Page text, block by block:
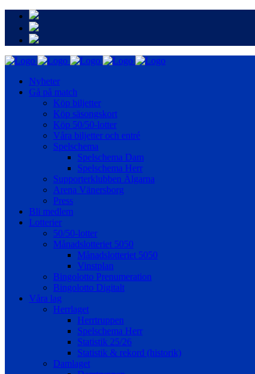
Nyheter
Gå på match
Köp biljetter
Köp säsongskort
Köp 50/50-lotter
Våra biljetter och entré
Spelschema
Spelschema Dam
Spelschema Herr
Supporterklubben Älgarna
Arena Vänersborg
Press
Bli medlem
Lotterier
50/50-lotter
Månadslotteriet 5050
Månadslotteriet 5050
Vinstplan
Bingolotto Prenumeration
Bingolotto Digitalt
Våra lag
Herrlaget
Herrtruppen
Spelschema Herr
Statistik 25/26
Statistik & rekord (historik)
Damlaget